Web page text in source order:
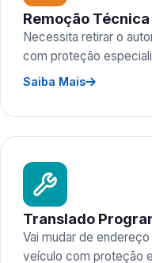
Remoção
Necessita retirar o
com proteção
Saiba Mais
Translado
Vai mudar de
veículo com proteção